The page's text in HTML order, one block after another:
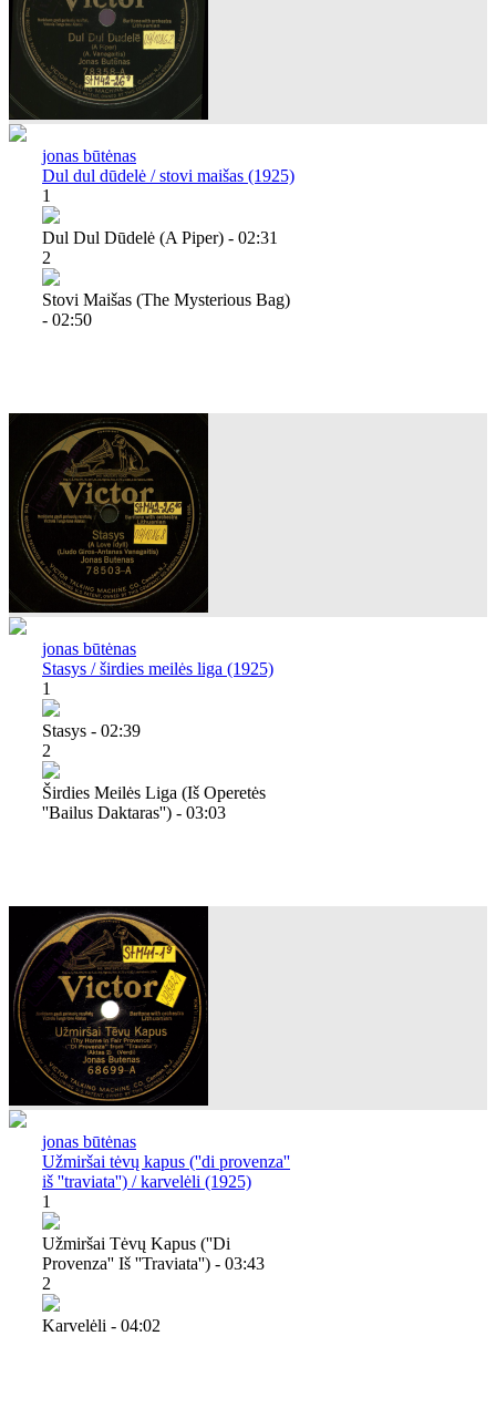
jonas būtėnas
Dul dul dūdelė / stovi maišas (1925)
1
Dul Dul Dūdelė (a Piper) - 02:31
2
Stovi Maišas (the Mysterious Bag)
- 02:50
jonas būtėnas
Stasys / širdies meilės liga (1925)
1
Stasys - 02:39
2
Širdies Meilės Liga (iš Operetės
''bailus Daktaras'') - 03:03
jonas būtėnas
Užmiršai tėvų kapus (''di provenza''
iš ''traviata'') / karvelėli (1925)
1
Užmiršai Tėvų Kapus (''di
Provenza'' Iš ''traviata'') - 03:43
2
Karvelėli - 04:02